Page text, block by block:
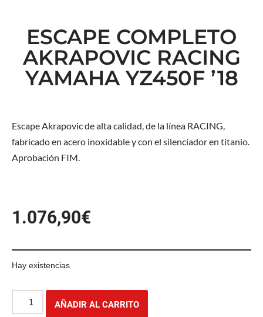
ESCAPE COMPLETO
AKRAPOVIC RACING
YAMAHA YZ450F ’18
Escape Akrapovic de alta calidad, de la línea RACING,
fabricado en acero inoxidable y con el silenciador en titanio.
Aprobación FIM.
1.076,90€
Hay existencias
AÑADIR AL CARRITO